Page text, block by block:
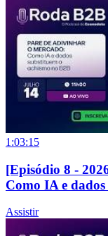
1:03:15
[Episódio 8 -
Como IA e
Assistir